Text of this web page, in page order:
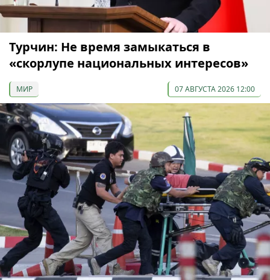
Турчин: Не время замыкаться в
«скорлупе национальных интересов»
МИР 07 АВГУСТА 2026 12:00